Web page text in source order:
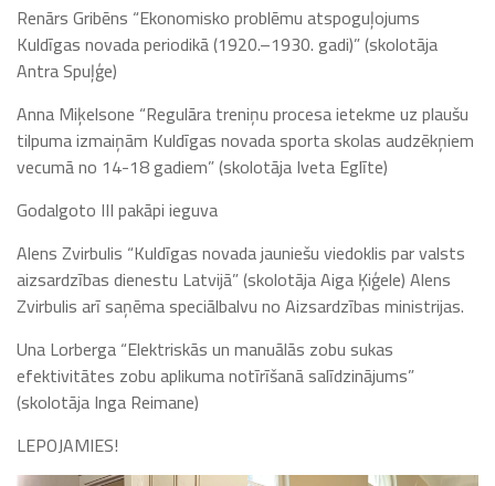
Renārs Gribēns “Ekonomisko problēmu atspoguļojums
Kuldīgas novada periodikā (1920.–1930. gadi)” (skolotāja
Antra Spuļģe)
Anna Miķelsone “Regulāra treniņu procesa ietekme uz plaušu
tilpuma izmaiņām Kuldīgas novada sporta skolas audzēkņiem
vecumā no 14-18 gadiem” (skolotāja Iveta Eglīte)
Godalgoto III pakāpi ieguva
Alens Zvirbulis “Kuldīgas novada jauniešu viedoklis par valsts
aizsardzības dienestu Latvijā” (skolotāja Aiga Ķiģele) Alens
Zvirbulis arī saņēma speciālbalvu no Aizsardzības ministrijas.
Una Lorberga “Elektriskās un manuālās zobu sukas
efektivitātes zobu aplikuma notīrīšanā salīdzinājums”
(skolotāja Inga Reimane)
LEPOJAMIES!